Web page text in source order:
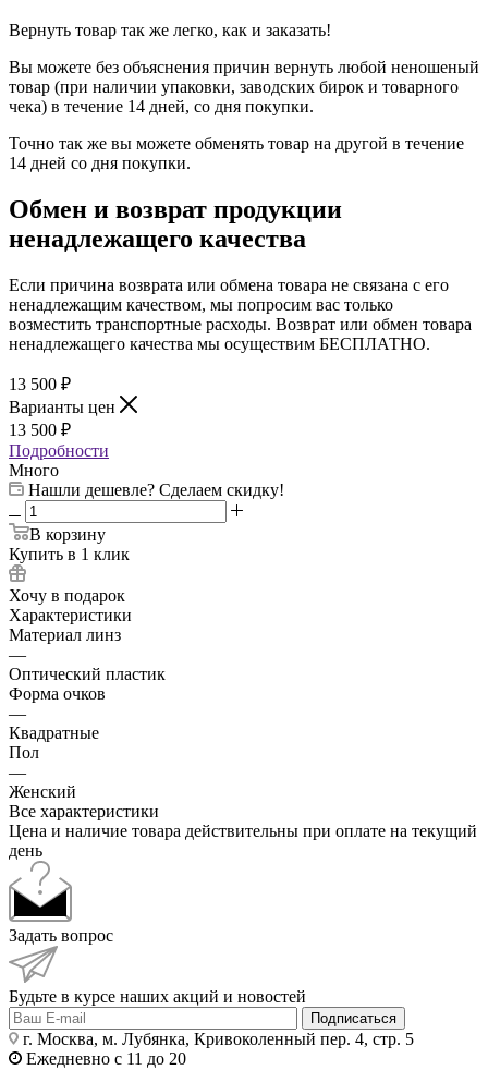
Вернуть товар так же легко, как и заказать!
Вы можете без объяснения причин вернуть любой неношеный
товар (при наличии упаковки, заводских бирок и товарного
чека) в течение 14 дней, со дня покупки.
Точно так же вы можете обменять товар на другой в течение
14 дней со дня покупки.
Обмен и возврат продукции
ненадлежащего качества
Если причина возврата или обмена товара не связана с его
ненадлежащим качеством, мы попросим вас только
возместить транспортные расходы. Возврат или обмен товара
ненадлежащего качества мы осуществим БЕСПЛАТНО.
13 500 ₽
Варианты цен
13 500 ₽
Подробности
Много
Нашли дешевле? Сделаем скидку!
В корзину
Купить в 1 клик
Хочу в подарок
Характеристики
Материал линз
—
Оптический пластик
Форма очков
—
Квадратные
Пол
—
Женский
Все характеристики
Цена и наличие товара действительны при оплате на текущий
день
Задать вопрос
Будьте в курсе наших акций и новостей
Подписаться
г. Москва, м. Лубянка, Кривоколенный пер. 4, стр. 5
Ежедневно с 11 до 20